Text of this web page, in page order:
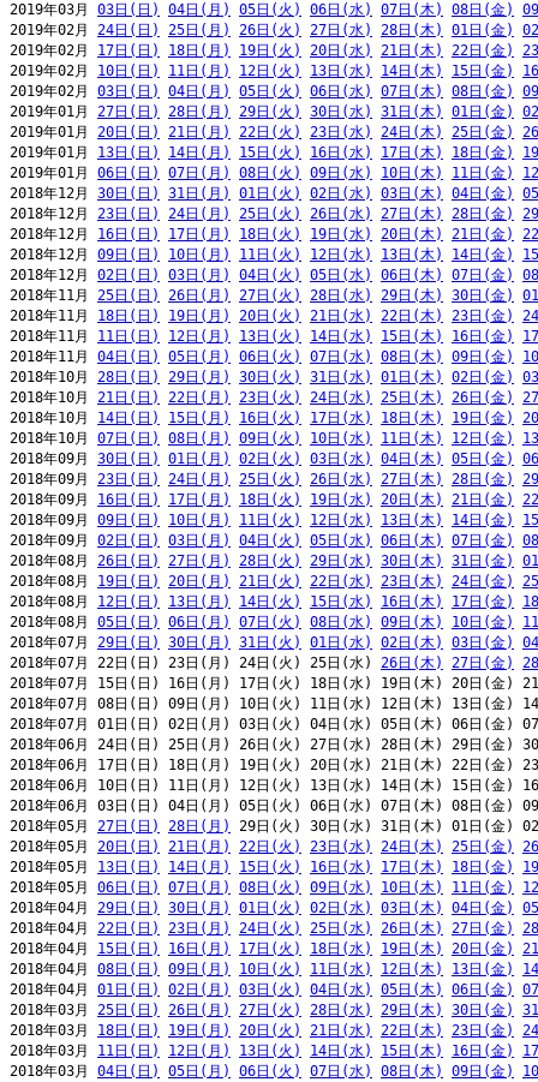
2019年03月 03日(日) 04日(月) 05日(火) 06日(水) 07日(木) 08日(金)
2019年02月 24日(日) 25日(月) 26日(火) 27日(水) 28日(木) 01日(金)
2019年02月 17日(日) 18日(月) 19日(火) 20日(水) 21日(木) 22日(金)
2019年02月 10日(日) 11日(月) 12日(火) 13日(水) 14日(木) 15日(金)
2019年02月 03日(日) 04日(月) 05日(火) 06日(水) 07日(木) 08日(金)
2019年01月 27日(日) 28日(月) 29日(火) 30日(水) 31日(木) 01日(金)
2019年01月 20日(日) 21日(月) 22日(火) 23日(水) 24日(木) 25日(金)
2019年01月 13日(日) 14日(月) 15日(火) 16日(水) 17日(木) 18日(金)
2019年01月 06日(日) 07日(月) 08日(火) 09日(水) 10日(木) 11日(金)
2018年12月 30日(日) 31日(月) 01日(火) 02日(水) 03日(木) 04日(金)
2018年12月 23日(日) 24日(月) 25日(火) 26日(水) 27日(木) 28日(金)
2018年12月 16日(日) 17日(月) 18日(火) 19日(水) 20日(木) 21日(金)
2018年12月 09日(日) 10日(月) 11日(火) 12日(水) 13日(木) 14日(金)
2018年12月 02日(日) 03日(月) 04日(火) 05日(水) 06日(木) 07日(金)
2018年11月 25日(日) 26日(月) 27日(火) 28日(水) 29日(木) 30日(金)
2018年11月 18日(日) 19日(月) 20日(火) 21日(水) 22日(木) 23日(金)
2018年11月 11日(日) 12日(月) 13日(火) 14日(水) 15日(木) 16日(金)
2018年11月 04日(日) 05日(月) 06日(火) 07日(水) 08日(木) 09日(金)
2018年10月 28日(日) 29日(月) 30日(火) 31日(水) 01日(木) 02日(金)
2018年10月 21日(日) 22日(月) 23日(火) 24日(水) 25日(木) 26日(金)
2018年10月 14日(日) 15日(月) 16日(火) 17日(水) 18日(木) 19日(金)
2018年10月 07日(日) 08日(月) 09日(火) 10日(水) 11日(木) 12日(金)
2018年09月 30日(日) 01日(月) 02日(火) 03日(水) 04日(木) 05日(金)
2018年09月 23日(日) 24日(月) 25日(火) 26日(水) 27日(木) 28日(金)
2018年09月 16日(日) 17日(月) 18日(火) 19日(水) 20日(木) 21日(金)
2018年09月 09日(日) 10日(月) 11日(火) 12日(水) 13日(木) 14日(金)
2018年09月 02日(日) 03日(月) 04日(火) 05日(水) 06日(木) 07日(金)
2018年08月 26日(日) 27日(月) 28日(火) 29日(水) 30日(木) 31日(金)
2018年08月 19日(日) 20日(月) 21日(火) 22日(水) 23日(木) 24日(金)
2018年08月 12日(日) 13日(月) 14日(火) 15日(水) 16日(木) 17日(金)
2018年08月 05日(日) 06日(月) 07日(火) 08日(水) 09日(木) 10日(金)
2018年07月 29日(日) 30日(月) 31日(火) 01日(水) 02日(木) 03日(金)
2018年07月 22日(日) 23日(月) 24日(火) 25日(水) 26日(木) 27日(金)
2018年07月 15日(日) 16日(月) 17日(火) 18日(水) 19日(木) 20日(金)
2018年07月 08日(日) 09日(月) 10日(火) 11日(水) 12日(木) 13日(金)
2018年07月 01日(日) 02日(月) 03日(火) 04日(水) 05日(木) 06日(金)
2018年06月 24日(日) 25日(月) 26日(火) 27日(水) 28日(木) 29日(金)
2018年06月 17日(日) 18日(月) 19日(火) 20日(水) 21日(木) 22日(金)
2018年06月 10日(日) 11日(月) 12日(火) 13日(水) 14日(木) 15日(金)
2018年06月 03日(日) 04日(月) 05日(火) 06日(水) 07日(木) 08日(金)
2018年05月 27日(日) 28日(月)
29日(火) 30日(水) 31日(木) 01日(金)
2018年05月 20日(日) 21日(月) 22日(火) 23日(水) 24日(木) 25日(金)
2018年05月 13日(日) 14日(月) 15日(火) 16日(水) 17日(木) 18日(金)
2018年05月 06日(日) 07日(月) 08日(火) 09日(水) 10日(木) 11日(金)
2018年04月 29日(日) 30日(月) 01日(火) 02日(水) 03日(木) 04日(金)
2018年04月 22日(日) 23日(月) 24日(火) 25日(水) 26日(木) 27日(金)
2018年04月 15日(日) 16日(月) 17日(火) 18日(水) 19日(木) 20日(金)
2018年04月 08日(日) 09日(月) 10日(火) 11日(水) 12日(木) 13日(金)
2018年04月 01日(日) 02日(月) 03日(火) 04日(水) 05日(木) 06日(金)
2018年03月 25日(日) 26日(月) 27日(火) 28日(水) 29日(木) 30日(金)
2018年03月 18日(日) 19日(月) 20日(火) 21日(水) 22日(木) 23日(金)
2018年03月 11日(日) 12日(月) 13日(火) 14日(水) 15日(木) 16日(金)
2018年03月 04日(日) 05日(月) 06日(火) 07日(水) 08日(木) 09日(金)